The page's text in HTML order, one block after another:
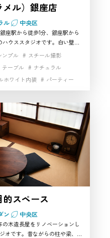
ル）銀座店
ル 中央区
座駅から徒歩1分、銀座駅から
ウススタジオです。白い壁と
㎡の明るい室内には、テー
ー、商品撮影、ポートレー
きます。銀座らしい都市型の
使いやすい中央区の撮影スタジ
ンプル
スチール撮影
テーブル
ナチュラル
ホワイト内装
パーティー
ルチスペース
動画撮影
すり
生活シーン
光 開放感 階段
駅近
的スペース
ン 中央区
の木造長屋をリノベーションし
オです。昔ながらの柱や梁、障